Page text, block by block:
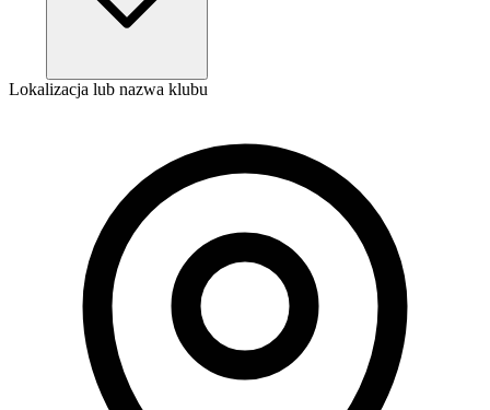
Lokalizacja lub nazwa klubu